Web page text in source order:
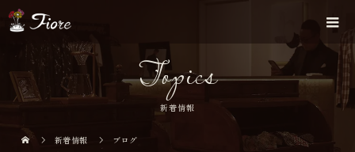
Topics
新着情報
新着情報 ブログ